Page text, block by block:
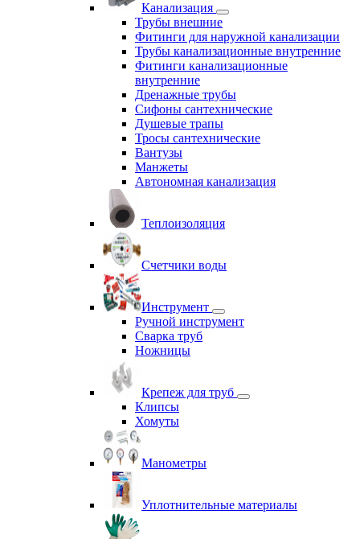
Канализация
Трубы внешние
Фитинги для наружной канализации
Трубы канализационные внутренние
Фитинги канализационные
внутренние
Дренажные трубы
Сифоны сантехнические
Душевые трапы
Тросы сантехнические
Вантузы
Манжеты
Автономная канализация
Теплоизоляция
Счетчики воды
Инструмент
Ручной инструмент
Сварка труб
Ножницы
Крепеж для труб
Клипсы
Хомуты
Манометры
Уплотнительные материалы